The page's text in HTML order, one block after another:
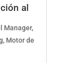
al
Manager,
, Motor de